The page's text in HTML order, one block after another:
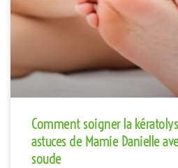
Comment soigner la
astuces de Mamie Danielle
soude